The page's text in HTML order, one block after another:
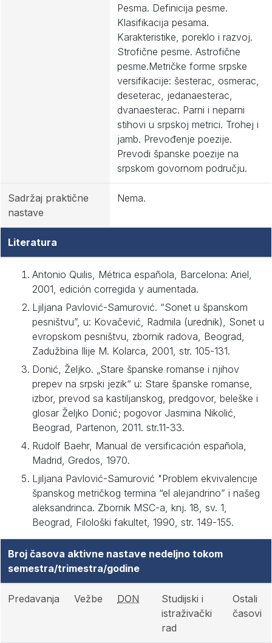
Pesma. Definicija pesme.
Klasifikacija pesama.
Karakteristike, poreklo i razvoj.
Strofične pesme. Astrofične
pesme.Metričke forme srpske
versifikacije: šesterac, osmerac,
deseterac, jedanaesterac,
dvanaesterac. Parni i neparni
stihovi u srpskoj metrici. Trohej i
jamb. Prevođenje poezije.
Prevodi španske poezije na
srpskom govornom području.
Sadržaj praktične
nastave
Nema.
Literatura
Antonio Quilis, Métrica española, Barcelona: Ariel,
2001, edición corregida y aumentada.
Ljiljana Pavlović-Samurović. “Sonet u španskom
pesništvu”, u: Kovačević, Radmila (urednik), Sonet u
evropskom pesništvu, zbornik radova, Beograd,
Zadužbina Ilije M. Kolarca, 2001, str. 105-131.
Donić, Željko. „Stare španske romanse i njihov
prepev na srpski jezik“ u: Stare španske romanse,
izbor, prevod sa kastiljanskog, predgovor, beleške i
glosar Željko Donić; pogovor Jasmina Nikolić,
Beograd, Partenon, 2011. str.11-33.
Rudolf Baehr, Manual de versificación española,
Madrid, Gredos, 1970.
Ljiljana Pavlović-Samurović "Problem ekvivalencije
španskog metričkog termina “el alejandrino” i našeg
aleksandrinca. Zbornik MSC-a, knj. 18, sv. 1,
Beograd, Filološki fakultet, 1990, str. 149-155.
Broj časova aktivne nastave nedeljno tokom
semestra/trimestra/godine
Predavanja Vežbe DON
Studijski i
istraživački
rad
Ostali
časovi